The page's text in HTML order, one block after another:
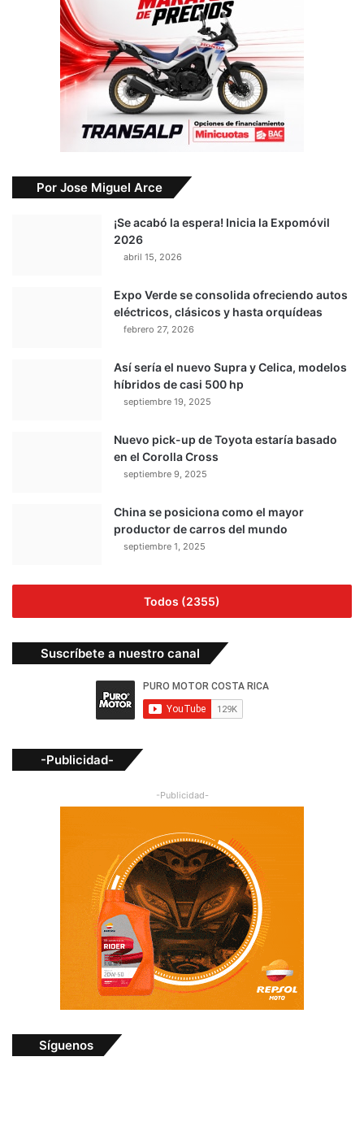
Por Jose Miguel Arce
¡Se acabó la espera! Inicia la Expomóvil
2026
abril 15, 2026
Expo Verde se consolida ofreciendo autos
eléctricos, clásicos y hasta orquídeas
febrero 27, 2026
Así sería el nuevo Supra y Celica, modelos
híbridos de casi 500 hp
septiembre 19, 2025
Nuevo pick-up de Toyota estaría basado
en el Corolla Cross
septiembre 9, 2025
China se posiciona como el mayor
productor de carros del mundo
septiembre 1, 2025
Todos (2355)
Suscríbete a nuestro canal
-Publicidad-
-Publicidad-
Síguenos